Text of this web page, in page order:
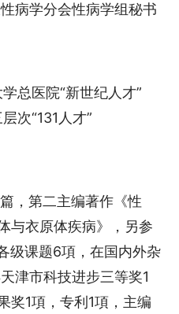
病学分会性病学组秘书
总医院“新世纪人才”
次“131人才”
，第二主编著作《性
与衣原体疾病》，另参
级课题6項，在国内外杂
津市科技进步三等奖1
奖1項，专利1項，主编